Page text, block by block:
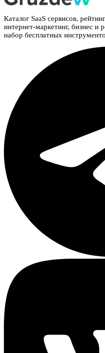
Каталог SaaS сервисов,
интернет-маркетинг, бизнес и
набор бесплатных